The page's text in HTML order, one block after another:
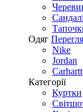
Сандалі
Одяг
Nike
Jordan
Carhartt
Категорії
Куртки